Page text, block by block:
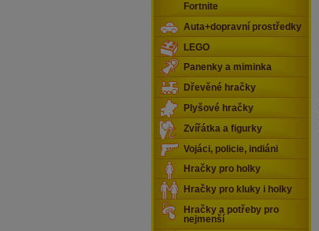
Fortnite
Auta+dopravní prostředky
LEGO
Panenky a miminka
Dřevěné hračky
Plyšové hračky
Zvířátka a figurky
Vojáci, policie, indiáni
Hračky pro holky
Hračky pro kluky i holky
Hračky a potřeby pro
nejmenší